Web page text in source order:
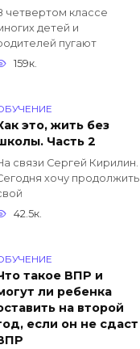
четвертом классе
детей и
пугают
159к.
это, жить без
Часть 2
связи Сергей Кирилин.
хочу продолжить
42.5к.
такое ВПР и
ли ребенка
на второй
если он не сдаст